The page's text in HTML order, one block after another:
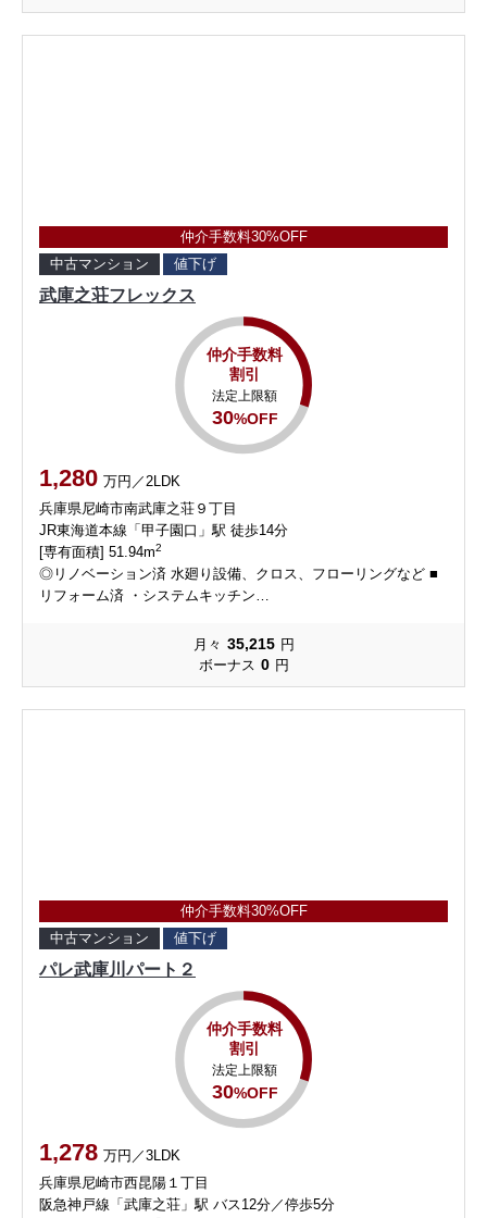
仲介手数料30%OFF
中古マンション
値下げ
武庫之荘フレックス
仲介手数料
割引
法定上限額
30%OFF
1,280 万円／2LDK
兵庫県尼崎市南武庫之荘９丁目
JR東海道本線「甲子園口」駅 徒歩14分
[専有面積] 51.94m2
◎リノベーション済 水廻り設備、クロス、フローリングなど ■
リフォーム済 ・システムキッチン…
月々 35,215 円
ボーナス 0 円
仲介手数料30%OFF
中古マンション
値下げ
パレ武庫川パート２
仲介手数料
割引
法定上限額
30%OFF
1,278 万円／3LDK
兵庫県尼崎市西昆陽１丁目
阪急神戸線「武庫之荘」駅 バス12分／停歩5分